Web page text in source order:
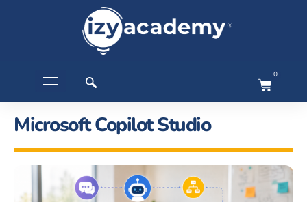
0
Microsoft Copilot Studio